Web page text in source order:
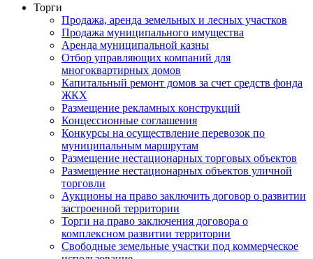
Торги
Продажа, аренда земельных и лесных участков
Продажа муниципального имущества
Аренда муниципальной казны
Отбор управляющих компаний для
многоквартирных домов
Капитальный ремонт домов за счет средств фонда
ЖКХ
Размещение рекламных конструкций
Концессионные соглашения
Конкурсы на осуществление перевозок по
муниципальным маршрутам
Размещение нестационарных торговых объектов
Размещение нестационарных объектов уличной
торговли
Аукционы на право заключить договор о развитии
застроенной территории
Торги на право заключения договора о
комплексном развитии территории
Свободные земельные участки под коммерческое